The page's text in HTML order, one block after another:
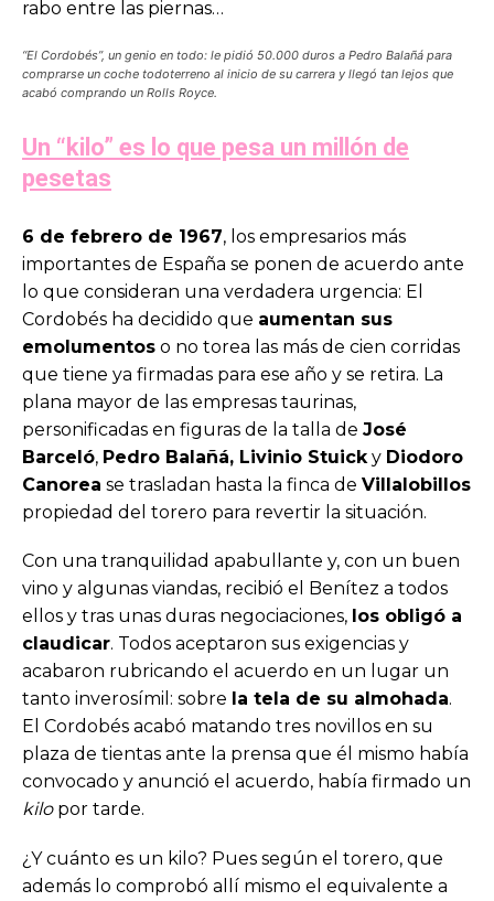
rabo entre las piernas…
“El Cordobés”, un genio en todo: le pidió 50.000 duros a Pedro Balañá para
comprarse un coche todoterreno al inicio de su carrera y llegó tan lejos que
acabó comprando un Rolls Royce.
Un “kilo” es lo que pesa un millón de
pesetas
6 de febrero de 1967, los empresarios más
importantes de España se ponen de acuerdo ante
lo que consideran una verdadera urgencia: El
Cordobés ha decidido que aumentan sus
emolumentos o no torea las más de cien corridas
que tiene ya firmadas para ese año y se retira. La
plana mayor de las empresas taurinas,
personificadas en figuras de la talla de José
Barceló, Pedro Balañá, Livinio Stuicky Diodoro
Canorea se trasladan hasta la finca de Villalobillos
propiedad del torero para revertir la situación.
Con una tranquilidad apabullante y, con un buen
vino y algunas viandas, recibió el Benítez a todos
ellos y tras unas duras negociaciones, los obligó a
claudicar. Todos aceptaron sus exigencias y
acabaron rubricando el acuerdo en un lugar un
tanto inverosímil: sobre la tela de su almohada.
El Cordobés acabó matando tres novillos en su
plaza de tientas ante la prensa que él mismo había
convocado y anunció el acuerdo, había firmado un
kilopor tarde.
¿Y cuánto es un kilo? Pues según el torero, que
además lo comprobó allí mismo el equivalente a